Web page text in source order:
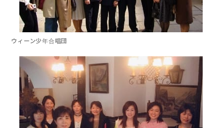
ウィーン少年合唱団